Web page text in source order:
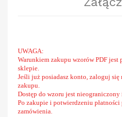
UWAGA:
Warunkiem zakupu wzorów PDF jest
sklepie.
Jeśli już posiadasz konto, zaloguj się
zakupu.
Dostęp do wzoru jest
Po zakupie i potwierdzeniu
zamówienia.